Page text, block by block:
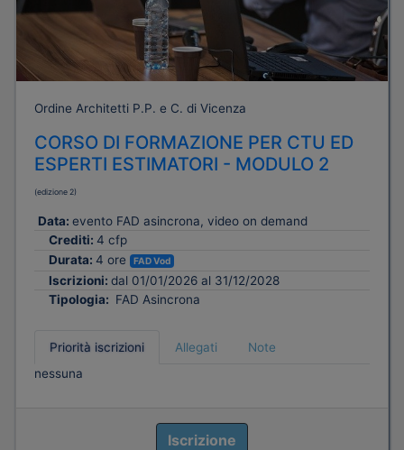
Ordine Architetti P.P. e C. di Vicenza
CORSO DI FORMAZIONE PER CTU ED
ESPERTI ESTIMATORI - MODULO 2
(edizione 2)
Data: evento FAD asincrona, video on demand
Crediti: 4 cfp
Durata: 4 ore FAD Vod
Iscrizioni: dal 01/01/2026 al 31/12/2028
Tipologia: FAD Asincrona
Priorità iscrizioni Allegati
Note
nessuna
Iscrizione